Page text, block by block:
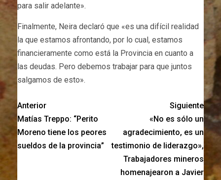
para salir adelante».
Finalmente, Neira declaró que «es una difícil realidad
la que estamos afrontando, por lo cual, estamos
financieramente como está la Provincia en cuanto a
las deudas. Pero debemos trabajar para que juntos
salgamos de esto».
Anterior
Matías Treppo: “Perito
Moreno tiene los peores
sueldos de la provincia”
Siguiente
«No es sólo un
agradecimiento, es un
testimonio de liderazgo»,
Trabajadores mineros
homenajearon a Javier